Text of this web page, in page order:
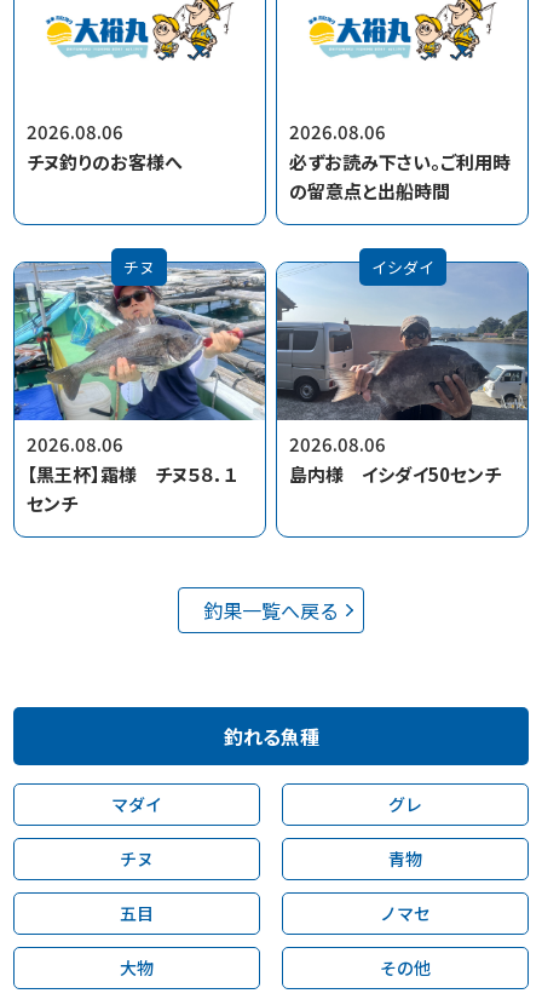
2026.08.06
チヌ釣りのお客様へ
2026.08.06
必ずお読み下さい。ご利用時
の留意点と出船時間
2026.08.06
【黒王杯】霜様 チヌ５８．１
センチ
チヌ
2026.08.06
島内様 イシダイ50センチ
イシダイ
釣果一覧へ戻る
釣れる魚種
マダイ グレ
チヌ 青物
五目 ノマセ
大物 その他